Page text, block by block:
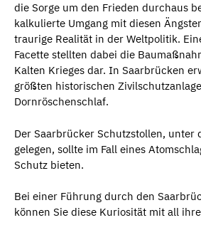
die Sorge um den Frieden durchaus
kalkulierte Umgang mit diesen
traurige Realität in der Weltpolitik.
Facette stellten dabei die
Kalten Krieges dar. In Saarbrücken
größten historischen
Dornröschenschlaf.
Der Saarbrücker Schutzstollen, unter
gelegen, sollte im Fall eines
Schutz bieten.
Bei einer Führung durch den
können Sie diese Kuriosität mit all